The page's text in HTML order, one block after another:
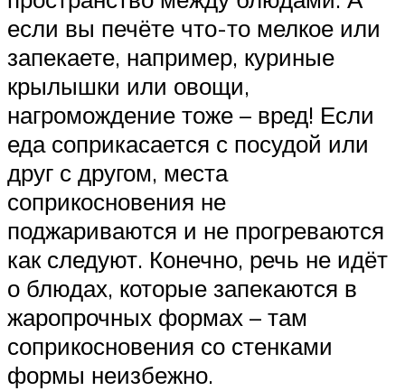
если вы печёте что-то мелкое или
запекаете, например, куриные
крылышки или овощи,
нагромождение тоже – вред! Если
еда соприкасается с посудой или
друг с другом, места
соприкосновения не
поджариваются и не прогреваются
как следуют. Конечно, речь не идёт
о блюдах, которые запекаются в
жаропрочных формах – там
соприкосновения со стенками
формы неизбежно.